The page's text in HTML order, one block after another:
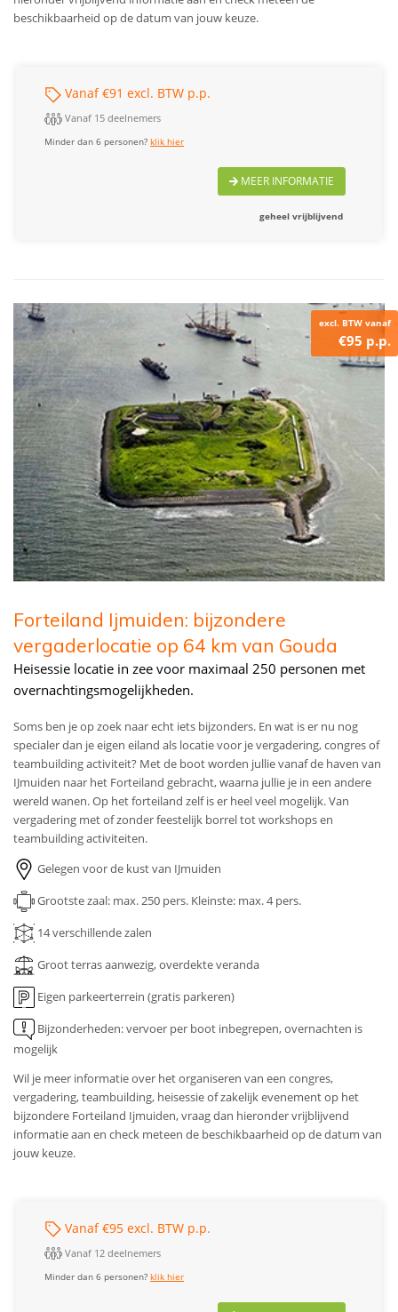
beschikbaarheid op de datum van jouw keuze.
Vanaf €91 excl. BTW p.p.
Vanaf 15 deelnemers
Minder dan 6 personen?klik hier
MEER INFORMATIE
geheel vrijblijvend
excl. BTW vanaf
€95 p.p.
Forteiland Ijmuiden: bijzondere
vergaderlocatie op 64 km van Gouda
Heisessie locatie in zee voor maximaal 250 personen met
overnachtingsmogelijkheden.
Soms ben je op zoek naar echt iets bijzonders. En wat is er nu nog
specialer dan je eigen eiland als locatie voor je vergadering, congres of
teambuilding activiteit? Met de boot worden jullie vanaf de haven van
IJmuiden naar het Forteiland gebracht, waarna jullie je in een andere
wereld wanen. Op het forteiland zelf is er heel veel mogelijk. Van
vergadering met of zonder feestelijk borrel tot workshops en
teambuilding activiteiten.
Gelegen voor de kust van IJmuiden
Grootste zaal: max. 250 pers. Kleinste: max. 4 pers.
14verschillende zalen
Groot terras aanwezig, overdekte veranda
Eigen parkeerterrein (gratis parkeren)
Bijzonderheden: vervoer per boot inbegrepen, overnachten is
mogelijk
Wil je meer informatie over het organiseren van een congres,
vergadering, teambuilding, heisessie of zakelijk evenement op het
bijzondere Forteiland Ijmuiden, vraag dan hieronder vrijblijvend
informatie aan en check meteen de beschikbaarheid op de datum van
jouw keuze.
Vanaf €95 excl. BTW p.p.
Vanaf 12 deelnemers
Minder dan 6 personen?klik hier